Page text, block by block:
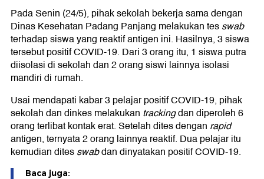
Pada Senin (24/5), pihak sekolah bekerja sama dengan
Dinas Kesehatan Padang Panjang melakukan tesswab
terhadap siswa yang reaktif antigen ini. Hasilnya, 3 siswa
tersebut positif COVID-19. Dari 3 orang itu, 1 siswa putra
diisolasi di sekolah dan 2 orang siswi lainnya isolasi
mandiri di rumah.
Usai mendapati kabar 3 pelajar positif COVID-19, pihak
sekolah dan dinkes melakukan trackingdan diperoleh 6
orang terlibat kontak erat. Setelah dites dengan rapid
antigen, ternyata 2 orang lainnya reaktif. Dua pelajar itu
kemudian ditesswabdan dinyatakan positif COVID-19.
Baca juga: